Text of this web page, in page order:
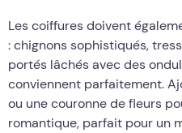
Les coiffures doivent
: chignons sophistiqués,
portés lâchés avec des
conviennent parfaitement.
ou une couronne de fleurs
romantique, parfait pour un